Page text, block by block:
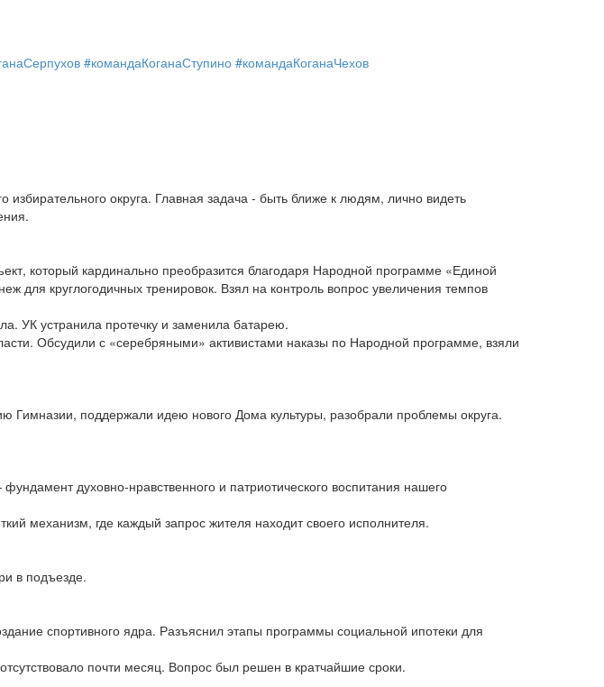
#командаКоганаСтупино #командаКоганаЧехов
округа. Главная задача - быть ближе к людям, лично видеть
который кардинально преобразится благодаря Народной программе «Единой
для круглогодичных тренировок. Взял на контроль вопрос увеличения темпов
УК устранила протечку и заменила батарею.
Обсудили с «серебряными» активистами наказы по Народной программе, взяли
Гимназии, поддержали идею нового Дома культуры, разобрали проблемы округа.
духовно-нравственного и патриотического воспитания нашего
механизм, где каждый запрос жителя находит своего исполнителя.
в подъезде.
спортивного ядра. Разъяснил этапы программы социальной ипотеки для
почти месяц. Вопрос был решен в кратчайшие сроки.